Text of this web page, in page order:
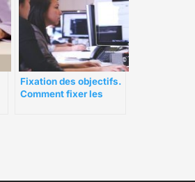
Fixation des objectifs.
Comment fixer les